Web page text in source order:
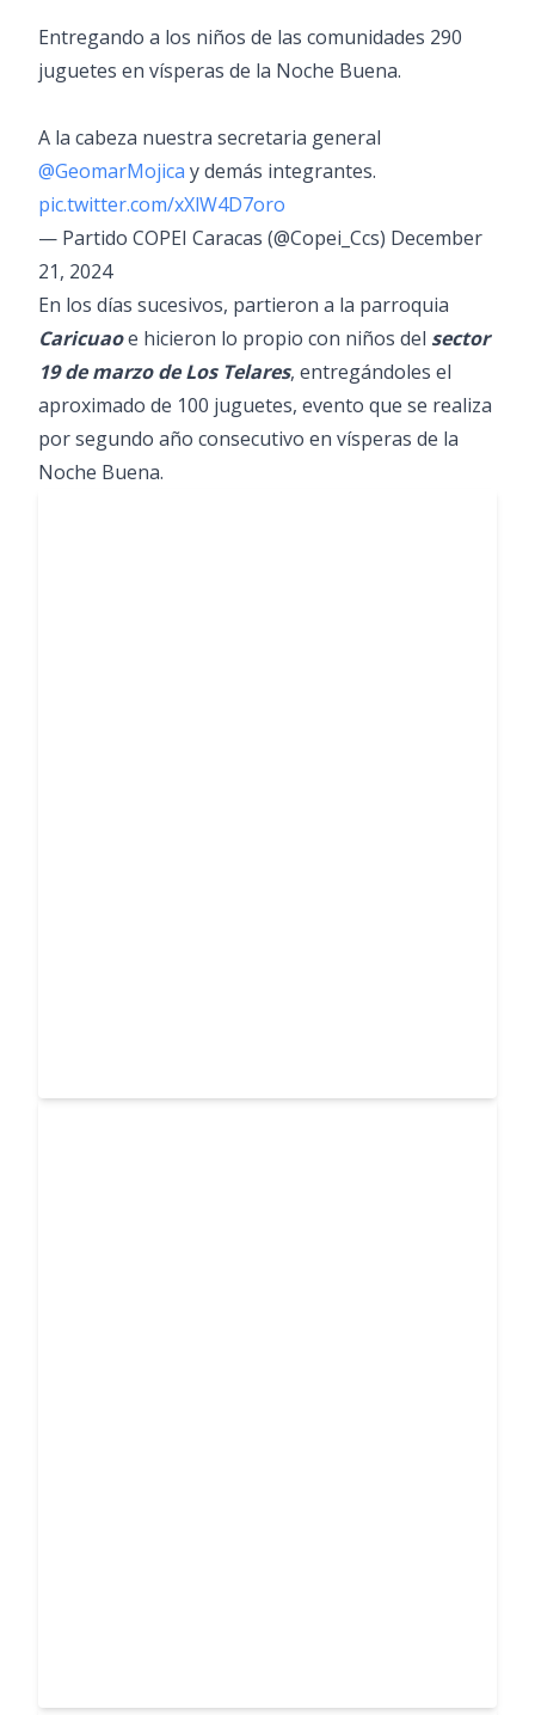
Entregando a los niños de las comunidades 290
juguetes en vísperas de la Noche Buena.
A la cabeza nuestra secretaria general
@GeomarMojica y demás integrantes.
pic.twitter.com/xXlW4D7oro
— Partido COPEI Caracas (@Copei_Ccs) December
21, 2024
En los días sucesivos, partieron a la parroquia
Caricuaoe hicieron lo propio con niños del sector
19 de marzo de Los Telares, entregándoles el
aproximado de 100 juguetes, evento que se realiza
por segundo año consecutivo en vísperas de la
Noche Buena.